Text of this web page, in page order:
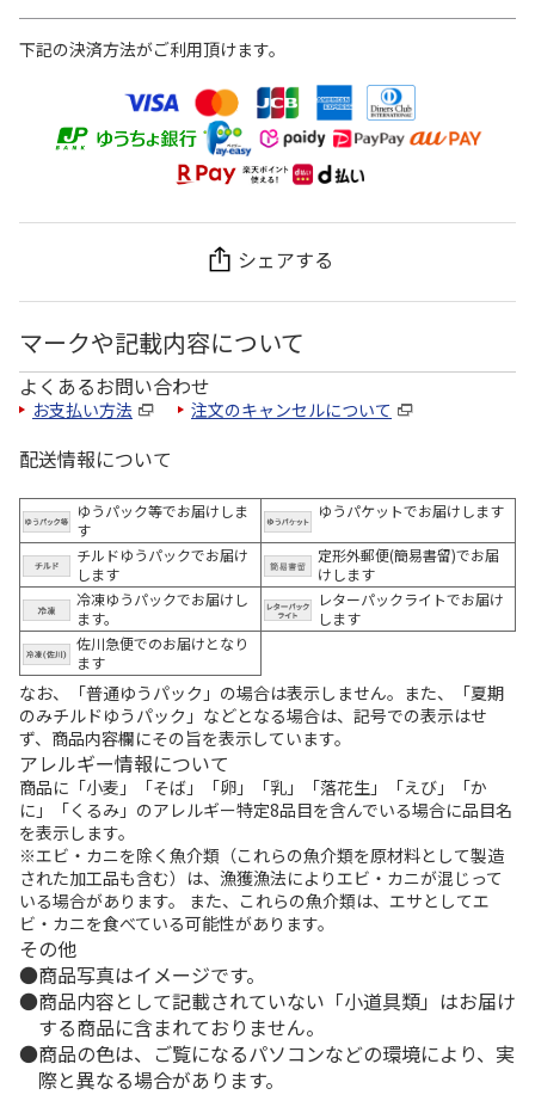
下記の決済方法がご利用頂けます。
シェアする
マークや記載内容について
よくあるお問い合わせ
お支払い方法 注文のキャンセルについて
配送情報について
ゆうパック等でお届けしま
す
ゆうパケットでお届けします
チルドゆうパックでお届け
します
定形外郵便(簡易書留)でお届
けします
冷凍ゆうパックでお届けし
ます。
レターパックライトでお届け
します
佐川急便でのお届けとなり
ます
なお、「普通ゆうパック」の場合は表示しません。また、「夏期
のみチルドゆうパック」などとなる場合は、記号での表示はせ
ず、商品内容欄にその旨を表示しています。
アレルギー情報について
商品に「小麦」「そば」「卵」「乳」「落花生」「えび」「か
に」「くるみ」のアレルギー特定8品目を含んでいる場合に品目名
を表示します。
※エビ・カニを除く魚介類（これらの魚介類を原材料として製造
された加工品も含む）は、漁獲漁法によりエビ・カニが混じって
いる場合があります。 また、これらの魚介類は、エサとしてエ
ビ・カニを食べている可能性があります。
その他
商品写真はイメージです。
商品内容として記載されていない「小道具類」はお届け
する商品に含まれておりません。
商品の色は、ご覧になるパソコンなどの環境により、実
際と異なる場合があります。